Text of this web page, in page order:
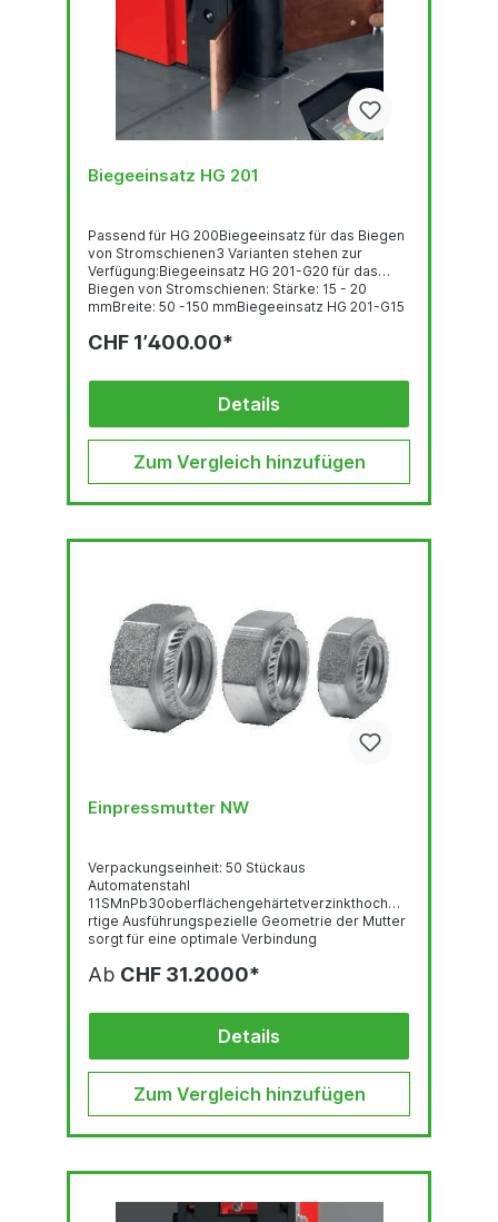
Biegeeinsatz HG 201
Passend für HG 200Biegeeinsatz für das Biegen
von Stromschienen3 Varianten stehen zur
Verfügung:Biegeeinsatz HG 201-G20 für das
Biegen von Stromschienen: Stärke: 15 - 20
mmBreite: 50 -150 mmBiegeeinsatz HG 201-G15
mmBreite: 50 - 200...
CHF 1’400.00*
Details
Zum Vergleich hinzufügen
Einpressmutter NW
Verpackungseinheit: 50 Stückaus
Automatenstahl
11SMnPb30oberflächengehärtetverzinkthochwe
rtige Ausführungspezielle Geometrie der Mutter
sorgt für eine optimale Verbindung
Ab CHF 31.2000*
Details
Zum Vergleich hinzufügen